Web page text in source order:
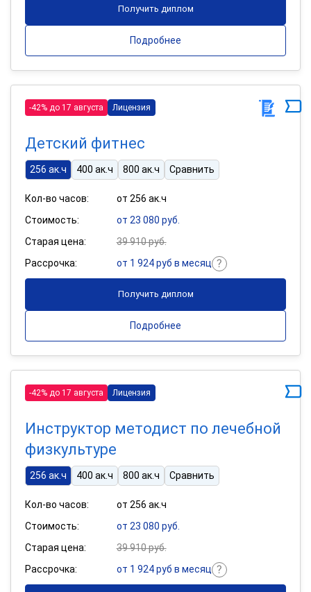
Получить диплом
Подробнее
-42% до 17 августа Лицензия
Детский фитнес
256 ак.ч 400 ак.ч 800 ак.ч Сравнить
Кол-во часов:
от 256 ак.ч
Стоимость:
от 23 080 руб.
Старая цена:
39 910 руб.
Рассрочка:
от 1 924 руб в месяц
Получить диплом
Подробнее
-42% до 17 августа Лицензия
Инструктор методист по лечебной
физкультуре
256 ак.ч 400 ак.ч 800 ак.ч Сравнить
Кол-во часов:
от 256 ак.ч
Стоимость:
от 23 080 руб.
Старая цена:
39 910 руб.
Рассрочка:
от 1 924 руб в месяц